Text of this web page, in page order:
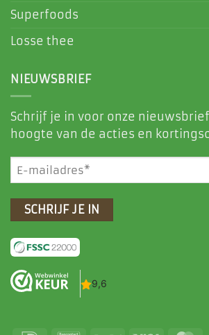
Superfoods
Losse thee
NIEUWSBRIEF
Schrijf je in voor onze
hoogte van de acties en
E-
mailadres
(Vereist)